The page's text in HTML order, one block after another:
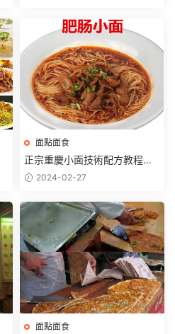
面點面食
正宗重慶小面技術配方教程豌
雜面肥腸面牛肉面排骨面開店
2024-02-27
面點面食